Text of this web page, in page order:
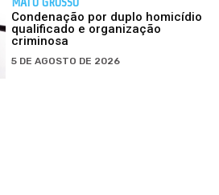
Condenação por duplo homicídio
qualificado e organização
criminosa
5 DE AGOSTO DE 2026